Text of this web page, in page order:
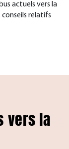
actuels vers la
conseils relatifs
vers la